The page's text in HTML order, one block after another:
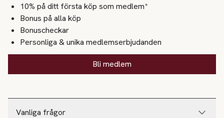
Vanliga frågor
10% på ditt första köp som medlem*
Bonus på alla köp
Bonuscheckar
Personliga & unika medlemserbjudanden
Bli medlem